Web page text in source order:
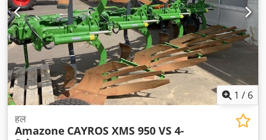
1 / 6
हल
Amazone CAYROS XMS 950 VS 4-